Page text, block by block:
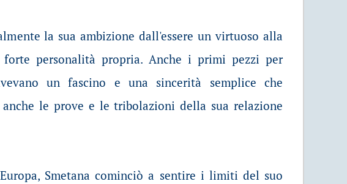
la sua ambizione dall'essere un virtuoso alla
forte personalità propria. Anche i primi pezzi per
un fascino e una sincerità semplice che
le prove e le tribolazioni della sua relazione
Smetana cominciò a sentire i limiti del suo